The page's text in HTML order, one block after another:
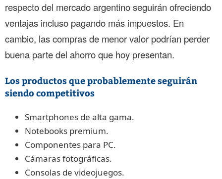
respecto del mercado argentino seguirán ofreciendo
ventajas incluso pagando más impuestos. En
cambio, las compras de menor valor podrían perder
buena parte del ahorro que hoy presentan.
Los productos que probablemente seguirán
siendo competitivos
Smartphones de alta gama.
Notebooks premium.
Componentes para PC.
Cámaras fotográficas.
Consolas de videojuegos.